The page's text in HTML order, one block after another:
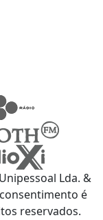
Lda. &
é
reservados.